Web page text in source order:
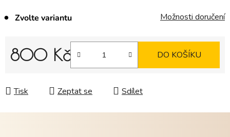
Zvolte variantu Možnosti doručení
800 Kč DO KOŠÍKU
Tisk Zeptat se Sdílet